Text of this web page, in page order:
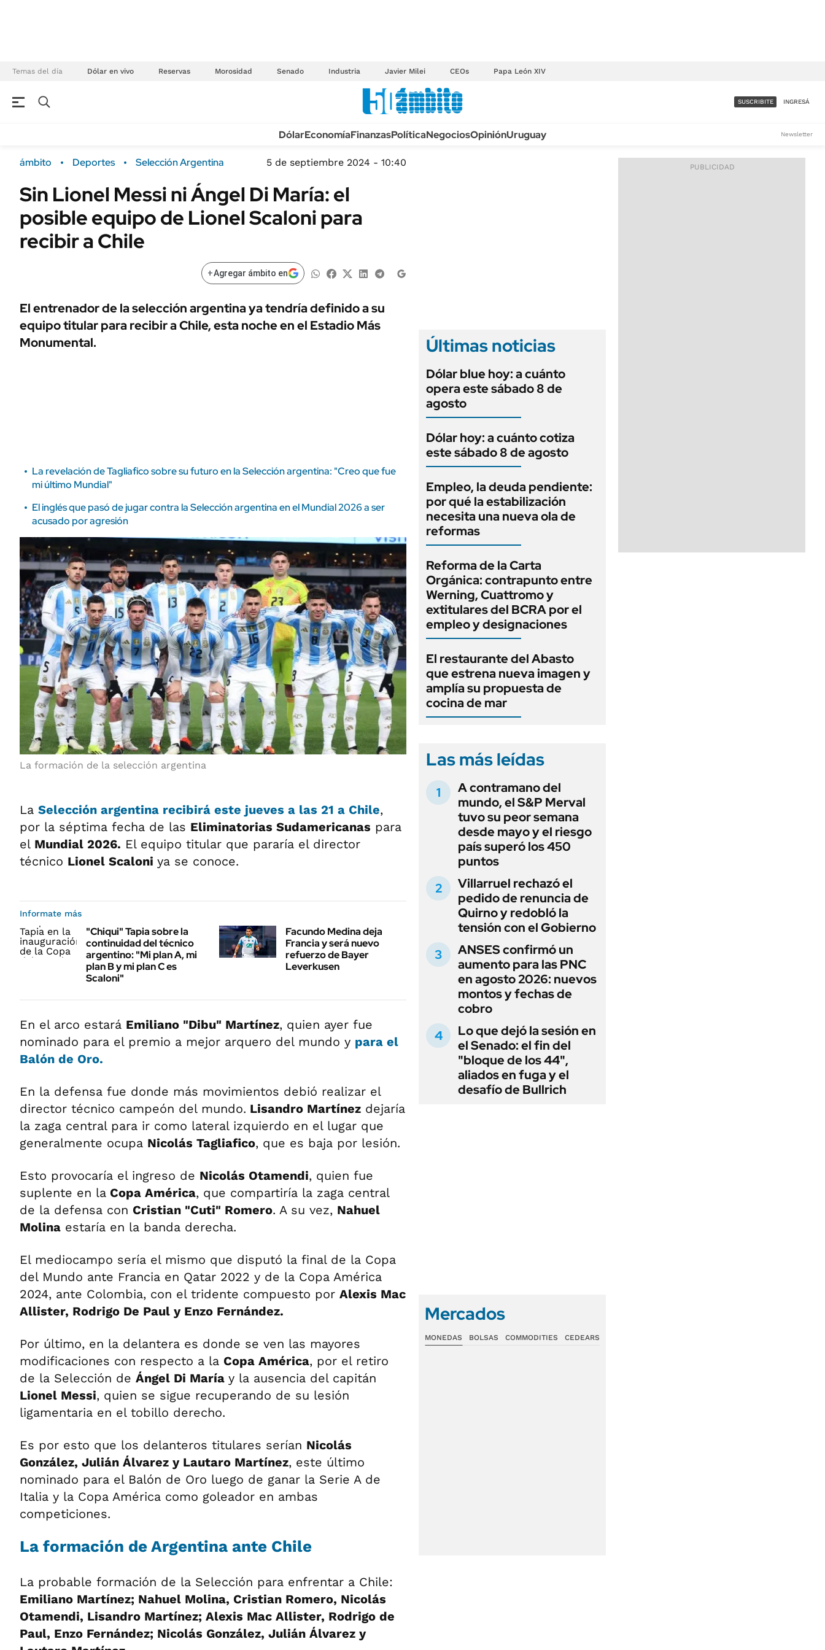
Temas del día Dólar en vivo Reservas Morosidad Senado Industria Javier Milei CEOs Papa León XIV
Campo
FINANZAS
Dólar
Real Estate
Sustentabilidad
Seguros
URUGUAY
TECNOLOGÍA
MÉXICO
MUNDO
INFORMACIÓN GENERAL
AUTOS
ACCESO FULL - $1.800/MES
SUSCRIBITE INGRESÁ
DólarEconomíaFinanzasPolíticaNegociosOpiniónUruguay Newsletter
ámbito Deportes Selección Argentina 5 de septiembre 2024 - 10:40
Sin Lionel Messi ni Ángel Di María: el
posible equipo de Lionel Scaloni para
recibir a Chile
+Agregar ámbito en
El entrenador de la selección argentina ya tendría definido a su
equipo titular para recibir a Chile, esta noche en el Estadio Más
Monumental.
La revelación de Tagliafico sobre su futuro en la Selección argentina: "Creo que fue
mi último Mundial"
El inglés que pasó de jugar contra la Selección argentina en el Mundial 2026 a ser
acusado por agresión
La formación de la selección argentina
La Selección argentina recibirá este jueves a las 21 a Chile,
por la séptima fecha de las Eliminatorias Sudamericanas para
el Mundial 2026. El equipo titular que pararía el director
técnico Lionel Scaloni ya se conoce.
Informate más
"Chiqui" Tapia sobre la
continuidad del técnico
argentino: "Mi plan A, mi
plan B y mi plan C es
Scaloni"
Facundo Medina deja
Francia y será nuevo
refuerzo de Bayer
Leverkusen
En el arco estará Emiliano "Dibu" Martínez, quien ayer fue
nominado para el premio a mejor arquero del mundo y para el
Balón de Oro.
En la defensa fue donde más movimientos debió realizar el
director técnico campeón del mundo. Lisandro Martínez dejaría
la zaga central para ir como lateral izquierdo en el lugar que
generalmente ocupa Nicolás Tagliafico, que es baja por lesión.
Esto provocaría el ingreso de Nicolás Otamendi, quien fue
suplente en la Copa América, que compartiría la zaga central
de la defensa con Cristian "Cuti" Romero. A su vez, Nahuel
Molina estaría en la banda derecha.
El mediocampo sería el mismo que disputó la final de la Copa
del Mundo ante Francia en Qatar 2022 y de la Copa América
2024, ante Colombia, con el tridente compuesto por Alexis Mac
Allister, Rodrigo De Paul y Enzo Fernández.
Por último, en la delantera es donde se ven las mayores
modificaciones con respecto a la Copa América, por el retiro
de la Selección de Ángel Di María y la ausencia del capitán
Lionel Messi, quien se sigue recuperando de su lesión
ligamentaria en el tobillo derecho.
Es por esto que los delanteros titulares serían Nicolás
González, Julián Álvarez y Lautaro Martínez, este último
nominado para el Balón de Oro luego de ganar la Serie A de
Italia y la Copa América como goleador en ambas
competiciones.
La formación de Argentina ante Chile
La probable formación de la Selección para enfrentar a Chile:
Emiliano Martínez; Nahuel Molina, Cristian Romero, Nicolás
Otamendi, Lisandro Martínez; Alexis Mac Allister, Rodrigo de
Paul, Enzo Fernández; Nicolás González, Julián Álvarez y
Últimas noticias
Dólar blue hoy: a cuánto
opera este sábado 8 de
agosto
Dólar hoy: a cuánto cotiza
este sábado 8 de agosto
Empleo, la deuda pendiente:
por qué la estabilización
necesita una nueva ola de
reformas
Reforma de la Carta
Orgánica: contrapunto entre
Werning, Cuattromo y
extitulares del BCRA por el
empleo y designaciones
El restaurante del Abasto
que estrena nueva imagen y
amplía su propuesta de
cocina de mar
Las más leídas
A contramano del
mundo, el S&P Merval
tuvo su peor semana
desde mayo y el riesgo
país superó los 450
puntos
Villarruel rechazó el
pedido de renuncia de
Quirno y redobló la
tensión con el Gobierno
ANSES confirmó un
aumento para las PNC
en agosto 2026: nuevos
montos y fechas de
cobro
Lo que dejó la sesión en
el Senado: el fin del
"bloque de los 44",
aliados en fuga y el
desafío de Bullrich
Mercados
MONEDAS BOLSAS COMMODITIES CEDEARS